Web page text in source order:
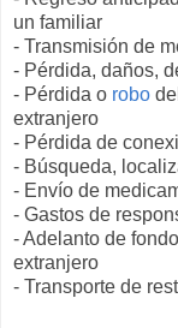
un familiar
- Transmisión de
- Pérdida, daños,
- Pérdida o robo
extranjero
- Pérdida de
- Búsqueda,
- Envío de
- Gastos de
- Adelanto de
extranjero
- Transporte de